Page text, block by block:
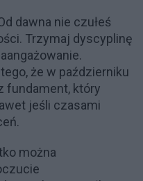
dawna nie czułeś
Trzymaj dyscyplinę
że w październiku
fundament, który
jeśli czasami
można